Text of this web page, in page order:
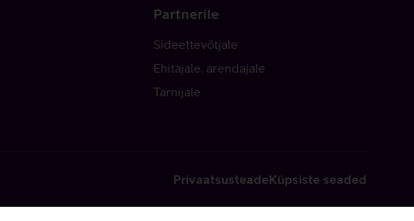
Partnerile
Sideettevõtjale
Ehitajale, arendajale
Tarnijale
PrivaatsusteadeKüpsiste seaded